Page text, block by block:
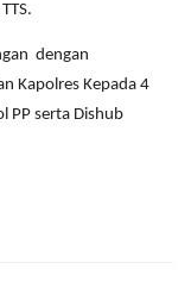
dengan
Kapolres Kepada 4
PP serta Dishub